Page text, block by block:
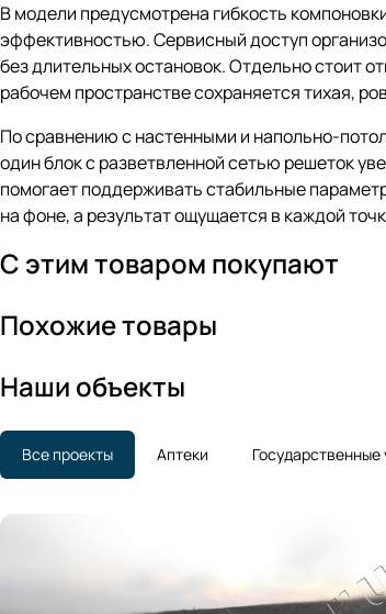
В модели предусмотрена гибкость
эффективностью. Сервисный доступ
без длительных остановок. Отдельно стоит
рабочем пространстве сохраняется тихая,
По сравнению с настенными и напольно-
один блок с разветвленной сетью решеток
помогает поддерживать стабильные
на фоне, а результат ощущается в каждой
С этим товаром покупают
Похожие товары
Наши объекты
Все проекты Аптеки